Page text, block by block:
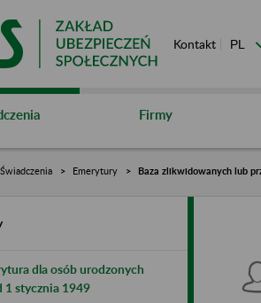
Kontakt
Firmy
Świadczenia Emerytury Baza zlikwidowanych lub
dla osób urodzonych
1 stycznia 1949